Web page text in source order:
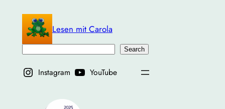
springen
Lesen mit Carola
Search
Instagram YouTube